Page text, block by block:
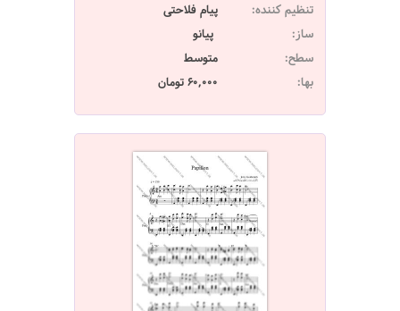
تنظیم کننده:
پیام فلاحتی
ساز:
پیانو
سطح:
متوسط
بها:
60,000 تومان